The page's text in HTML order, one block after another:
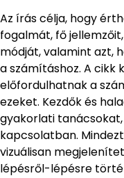
Az írás célja, hogy
fogalmát, fő
módját, valamint azt,
a számításhoz. A cikk
előfordulhatnak a
ezeket. Kezdők és
gyakorlati
kapcsolatban.
vizuálisan
lépésről-lépésre